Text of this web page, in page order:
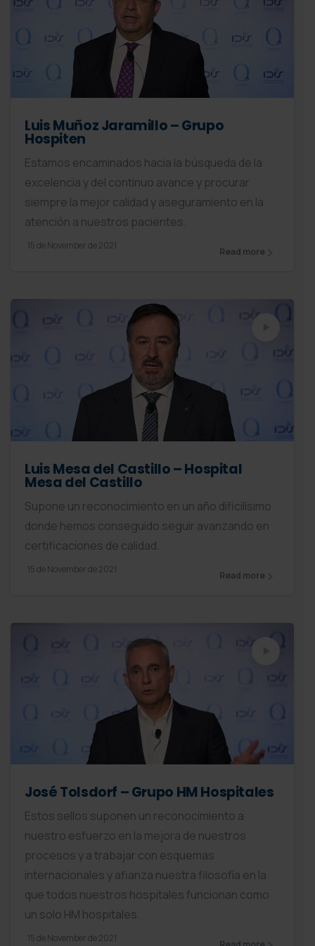
Luis Muñoz Jaramillo – Grupo
Hospiten
Estamos encaminados hacia la búsqueda de la
excelencia y del continuo avance y procurar
siempre la mejor calidad y aseguramiento en la
atención a nuestros pacientes.
15 de November de 2021
Read more
Luis Mesa del Castillo – Hospital
Mesa del Castillo
Supone un reconocimiento en un año dificilísimo
donde hemos conseguido seguir avanzando en
certificaciones de calidad.
15 de November de 2021
Read more
José Tolsdorf – Grupo HM Hospitales
Estos sellos suponen un reconocimiento a
nuestro esfuerzo en la mejora de nuestros
procesos y a trabajar con esquemas
internacionales y afianza nuestra filosofía en la
que todos nuestros hospitales funcionan como
un solo HM hospitales.
15 de November de 2021